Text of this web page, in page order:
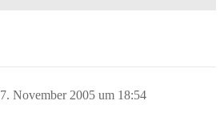
7. November 2005 um 18:54